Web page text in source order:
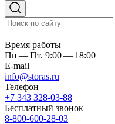
Время работы
Пн — Пт. 9:00 — 18:00
E-mail
info@storas.ru
Телефон
+7 343 328-03-88
Бесплатный звонок
8-800-600-28-03